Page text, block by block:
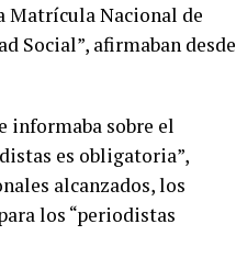
Matrícula Nacional de
Social”, afirmaban desde
informaba sobre el
es obligatoria”,
alcanzados, los
los “periodistas